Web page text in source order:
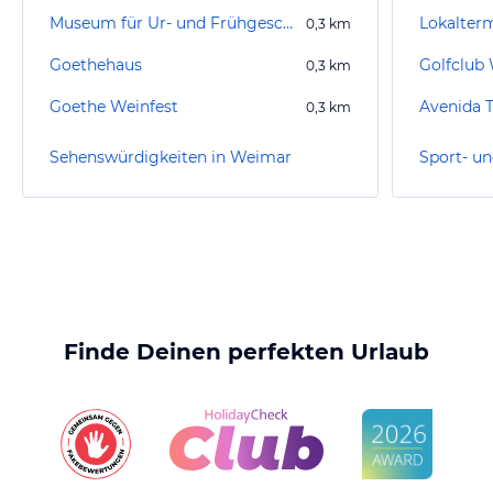
Museum für Ur- und Frühgeschichte Thüringens 0,3 km
Goethehaus 0,3 km
Goethe Weinfest 0,3 km
Sehenswürdigkeiten in Weimar
Golfclub
Avenida
Finde Deinen perfekten Urlaub